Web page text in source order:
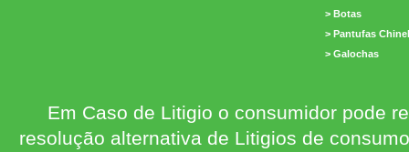
> Botas
> Pantufas
> Galochas
Em Caso de Litigio o consumidor pode
resolução alternativa de Litigios de